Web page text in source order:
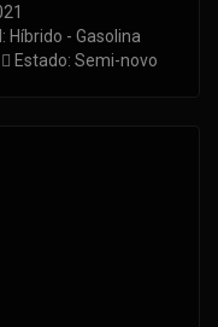
Híbrido - Gasolina
Estado: Semi-novo